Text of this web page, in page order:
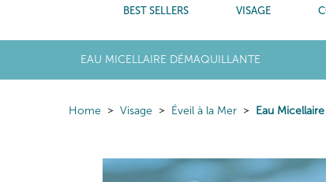
BEST SELLERS VISAGE
EAU MICELLAIRE DÉMAQUILLANTE
Home Visage Éveil à la Mer Eau